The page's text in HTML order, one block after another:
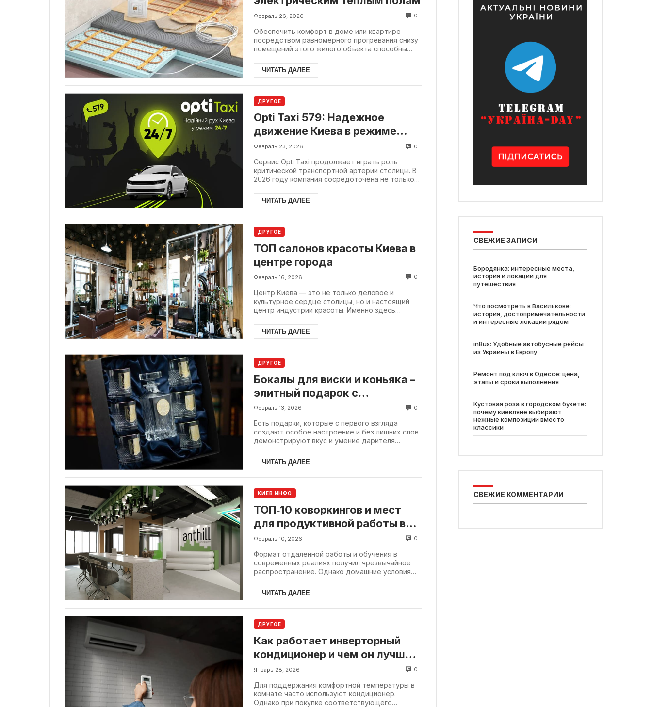
Февраль 26, 2026 0
Обеспечить комфорт в доме или квартире
посредством равномерного прогревания снизу
помещений этого жилого объекта способны
ЧИТАТЬ ДАЛЕЕ
ДРУГОЕ
Opti Taxi 579: Надежное
движение Киева в режиме
24/7
Февраль 23, 2026 0
Сервис Opti Taxi продолжает играть роль
критической транспортной артерии столицы. В
2026 году компания сосредоточена не только
ЧИТАТЬ ДАЛЕЕ
ДРУГОЕ
ТОП салонов красоты Киева в
центре города
Февраль 16, 2026 0
Центр Киева — это не только деловое и
культурное сердце столицы, но и настоящий
центр индустрии красоты. Именно здесь
тренировку.
ЧИТАТЬ ДАЛЕЕ
ДРУГОЕ
Бокалы для виски и коньяка –
элитный подарок с
характером.
Февраль 13, 2026 0
Есть подарки, которые с первого взгляда
создают особое настроение и без лишних слов
демонстрируют вкус и умение дарителя
ЧИТАТЬ ДАЛЕЕ
КИЕВ ИНФО
ТОП‑10 коворкингов и мест
для продуктивной работы в
Киеве
Февраль 10, 2026 0
Формат отдаленной работы и обучения в
современных реалиях получил чрезвычайное
распространение. Однако домашние условия
ЧИТАТЬ ДАЛЕЕ
ДРУГОЕ
Как работает инверторный
кондиционер и чем он лучше
обычного?
Январь 28, 2026 0
Для поддержания комфортной температуры в
комнате часто используют кондиционер.
Однако при покупке соответствующего
СВЕЖИЕ ЗАПИСИ
Бородянка: интересные места,
история и локации для
путешествия
Что посмотреть в Василькове:
история, достопримечательности
и интересные локации рядом
inBus: Удобные автобусные рейсы
из Украины в Европу
Ремонт под ключ в Одессе: цена,
этапы и сроки выполнения
Кустовая роза в городском букете:
почему киевляне выбирают
нежные композиции вместо
классики
СВЕЖИЕ КОММЕНТАРИИ